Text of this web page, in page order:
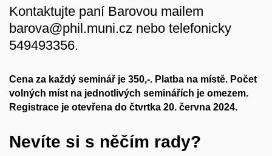
Kontaktujte paní Barovou mailem
barova@phil.muni.cz nebo telefonicky
549493356.
Cena za každý seminář je 350,-. Platba na místě. Počet
volných míst na jednotlivých seminářích je omezem.
Registrace je otevřena do čtvrtka 20. června 2024.
Nevíte si s něčím rady?